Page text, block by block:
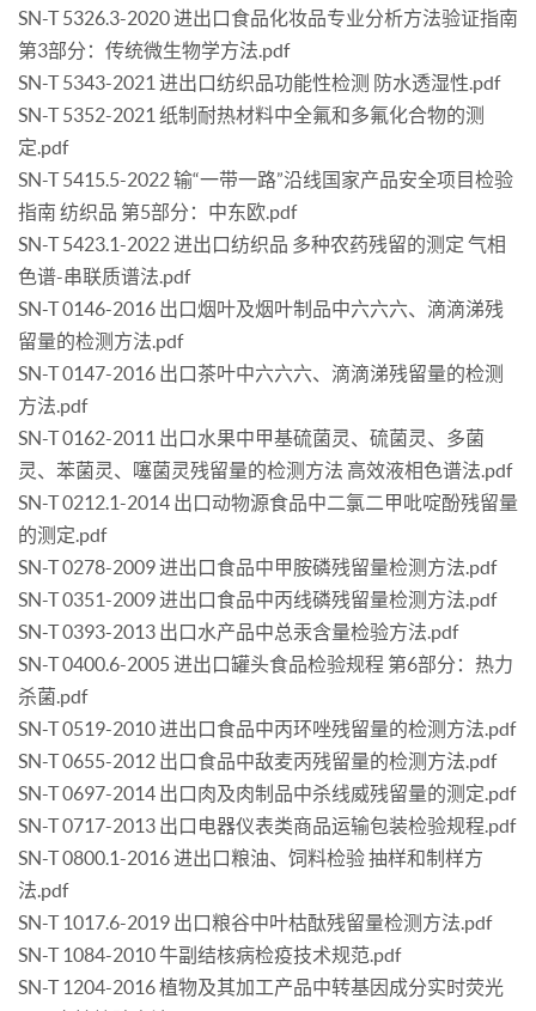
SN-T 5326.3-2020 进出口食品化妆品专业分析方法验证指南
第3部分：传统微生物学方法.pdf
SN-T 5343-2021 进出口纺织品功能性检测 防水透湿性.pdf
SN-T 5352-2021 纸制耐热材料中全氟和多氟化合物的测
定.pdf
SN-T 5415.5-2022 输“一带一路”沿线国家产品安全项目检验
指南 纺织品 第5部分：中东欧.pdf
SN-T 5423.1-2022 进出口纺织品 多种农药残留的测定 气相
色谱-串联质谱法.pdf
SN-T 0146-2016 出口烟叶及烟叶制品中六六六、滴滴涕残
留量的检测方法.pdf
SN-T 0147-2016 出口茶叶中六六六、滴滴涕残留量的检测
方法.pdf
SN-T 0162-2011 出口水果中甲基硫菌灵、硫菌灵、多菌
灵、苯菌灵、噻菌灵残留量的检测方法 高效液相色谱法.pdf
SN-T 0212.1-2014 出口动物源食品中二氯二甲吡啶酚残留量
的测定.pdf
SN-T 0278-2009 进出口食品中甲胺磷残留量检测方法.pdf
SN-T 0351-2009 进出口食品中丙线磷残留量检测方法.pdf
SN-T 0393-2013 出口水产品中总汞含量检验方法.pdf
SN-T 0400.6-2005 进出口罐头食品检验规程 第6部分：热力
杀菌.pdf
SN-T 0519-2010 进出口食品中丙环唑残留量的检测方法.pdf
SN-T 0655-2012 出口食品中敌麦丙残留量的检测方法.pdf
SN-T 0697-2014 出口肉及肉制品中杀线威残留量的测定.pdf
SN-T 0717-2013 出口电器仪表类商品运输包装检验规程.pdf
SN-T 0800.1-2016 进出口粮油、饲料检验 抽样和制样方
法.pdf
SN-T 1017.6-2019 出口粮谷中叶枯酞残留量检测方法.pdf
SN-T 1084-2010 牛副结核病检疫技术规范.pdf
SN-T 1204-2016 植物及其加工产品中转基因成分实时荧光